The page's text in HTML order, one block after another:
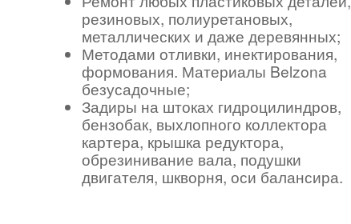
резиновых, полиуретановых,
металлических и даже деревянных;
Методами отливки, инектирования,
формования. Материалы Belzona
безусадочные;
Задиры на штоках гидроцилиндров,
бензобак, выхлопного коллектора
картера, крышка редуктора,
обрезинивание вала, подушки
двигателя, шкворня, оси балансира.